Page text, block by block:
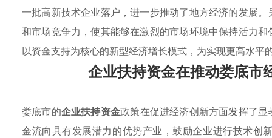
一批高新技术企业落户，进一步推动了地方经济的发展
和市场竞争力，使其能够在激烈的市场环境中保持活力
以资金支持为核心的新型经济增长模式，为实现更高水平
企业扶持资金在推动娄底市
娄底市的企业扶持资金政策在促进经济创新方面发挥了
金流向具有发展潜力的优势产业，鼓励企业进行技术创